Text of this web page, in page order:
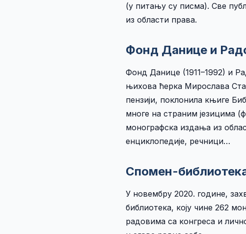
(у питању су писма). Све
из области права.
Фонд Данице и
Фонд Данице (1911–1992) и
њихова ћерка Мирослава
пензији, поклонила књиге
многе на страним језицима
монографска издања из
енциклопедије, речници…
Спомен-
У новембру 2020. године,
библиотека, коју чине 262
радовима са конгреса и